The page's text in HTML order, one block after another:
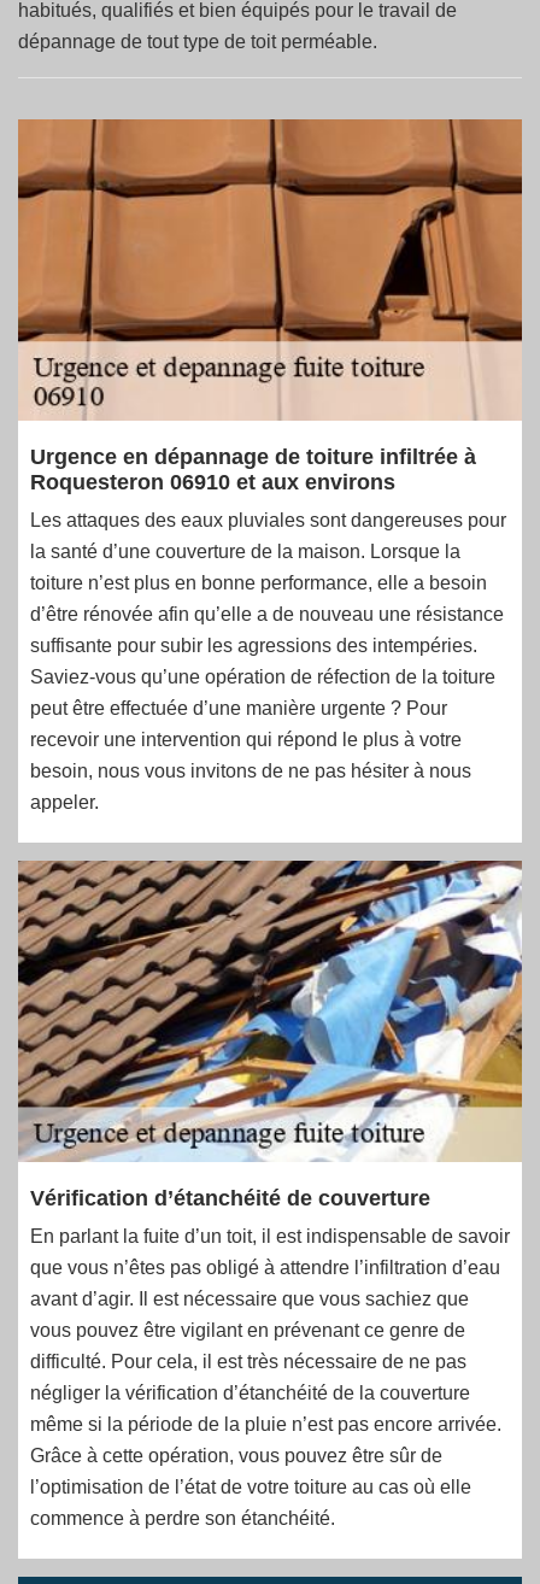
habitués, qualifiés et bien équipés pour le travail de
dépannage de tout type de toit perméable.
Urgence en dépannage de toiture infiltrée à
Roquesteron 06910 et aux environs
Les attaques des eaux pluviales sont dangereuses pour
la santé d’une couverture de la maison. Lorsque la
toiture n’est plus en bonne performance, elle a besoin
d’être rénovée afin qu’elle a de nouveau une résistance
suffisante pour subir les agressions des intempéries.
Saviez-vous qu’une opération de réfection de la toiture
peut être effectuée d’une manière urgente ? Pour
recevoir une intervention qui répond le plus à votre
besoin, nous vous invitons de ne pas hésiter à nous
appeler.
Vérification d’étanchéité de couverture
En parlant la fuite d’un toit, il est indispensable de savoir
que vous n’êtes pas obligé à attendre l’infiltration d’eau
avant d’agir. Il est nécessaire que vous sachiez que
vous pouvez être vigilant en prévenant ce genre de
difficulté. Pour cela, il est très nécessaire de ne pas
négliger la vérification d’étanchéité de la couverture
même si la période de la pluie n’est pas encore arrivée.
Grâce à cette opération, vous pouvez être sûr de
l’optimisation de l’état de votre toiture au cas où elle
commence à perdre son étanchéité.